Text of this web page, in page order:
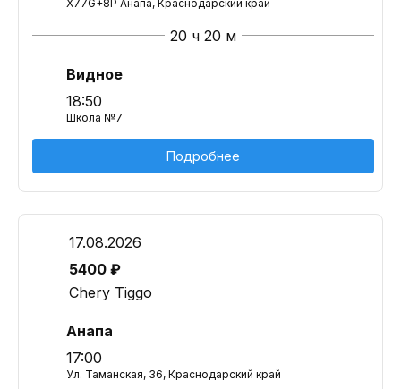
X77G+8P Анапа, Краснодарский край
20 ч 20 м
Видное
18:50
Школа №7
Подробнее
17.08.2026
5400 ₽
Chery Tiggo
Анапа
17:00
Ул. Таманская, 36, Краснодарский край